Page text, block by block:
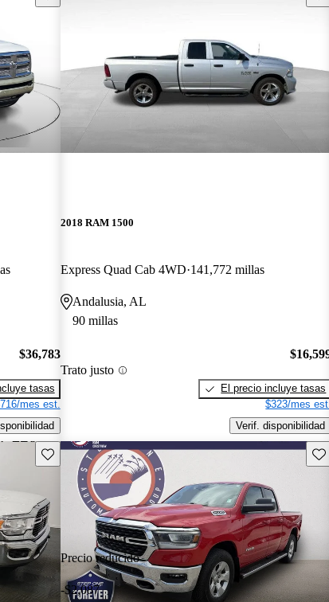
$36,783
tasas
mes est.
2018 RAM 1500
Express Quad Cab 4WD 141,772 millas
Andalusia, AL
90 millas
Trato justo
El precio incluye tasas
$323/mes
Verif. disponibilidad
Guarda este Aviso
Precio reducido
-$2,087